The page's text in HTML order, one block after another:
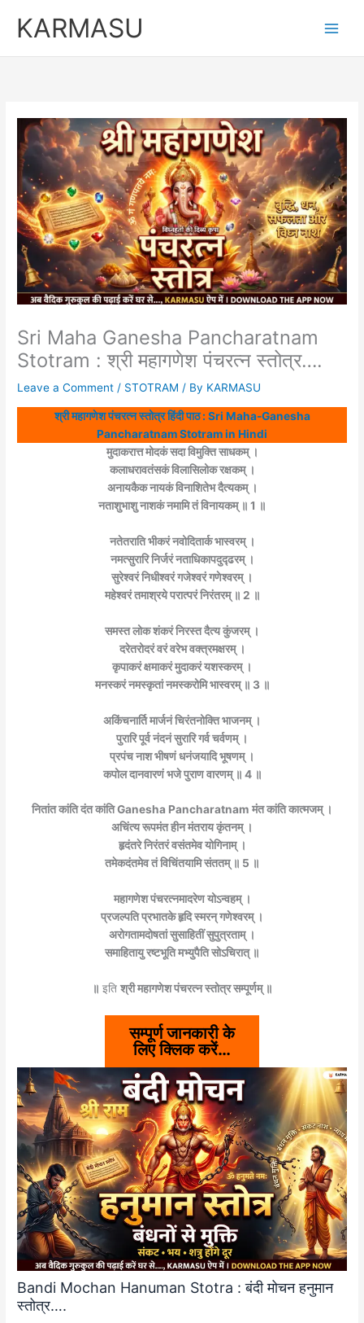
KARMASU
Sri Maha Ganesha Pancharatnam
Stotram : श्री महागणेश पंचरत्न स्तोत्र….
Leave a Comment / STOTRAM / By KARMASU
श्री महागणेश पंचरत्न स्तोत्र हिंदी पाठ : Sri Maha-Ganesha
Pancharatnam Stotram in Hindi
मुदाकरात्त मोदकं सदा विमुक्ति साधकम् ।
कलाधरावतंसकं विलासिलोक रक्षकम् ।
अनायकैक नायकं विनाशितेभ दैत्यकम् ।
नताशुभाशु नाशकं नमामि तं विनायकम् ॥ 1 ॥
नतेतराति भीकरं नवोदितार्क भास्वरम् ।
नमत्सुरारि निर्जरं नताधिकापदुद्ढरम् ।
सुरेश्वरं निधीश्वरं गजेश्वरं गणेश्वरम् ।
महेश्वरं तमाश्रये परात्परं निरंतरम् ॥ 2 ॥
समस्त लोक शंकरं निरस्त दैत्य कुंजरम् ।
दरेतरोदरं वरं वरेभ वक्त्रमक्षरम् ।
कृपाकरं क्षमाकरं मुदाकरं यशस्करम् ।
मनस्करं नमस्कृतां नमस्करोमि भास्वरम् ॥ 3 ॥
अकिंचनार्ति मार्जनं चिरंतनोक्ति भाजनम् ।
पुरारि पूर्व नंदनं सुरारि गर्व चर्वणम् ।
प्रपंच नाश भीषणं धनंजयादि भूषणम् ।
कपोल दानवारणं भजे पुराण वारणम् ॥ 4 ॥
नितांत कांति दंत कांति Ganesha Pancharatnam मंत कांति कात्मजम् ।
अचिंत्य रूपमंत हीन मंतराय कृंतनम् ।
हृदंतरे निरंतरं वसंतमेव योगिनाम् ।
तमेकदंतमेव तं विचिंतयामि संततम् ॥ 5 ॥
महागणेश पंचरत्नमादरेण योऽन्वहम् ।
प्रजल्पति प्रभातके हृदि स्मरन् गणेश्वरम् ।
अरोगतामदोषतां सुसाहितीं सुपुत्रताम् ।
समाहितायु रष्टभूति मभ्युपैति सोऽचिरात् ॥
॥ इति श्री महागणेश पंचरत्न स्तोत्र सम्पूर्णम् ॥
सम्पूर्ण जानकारी के
लिए क्लिक करें…
Bandi Mochan Hanuman Stotra : बंदी मोचन हनुमान
स्तोत्र….